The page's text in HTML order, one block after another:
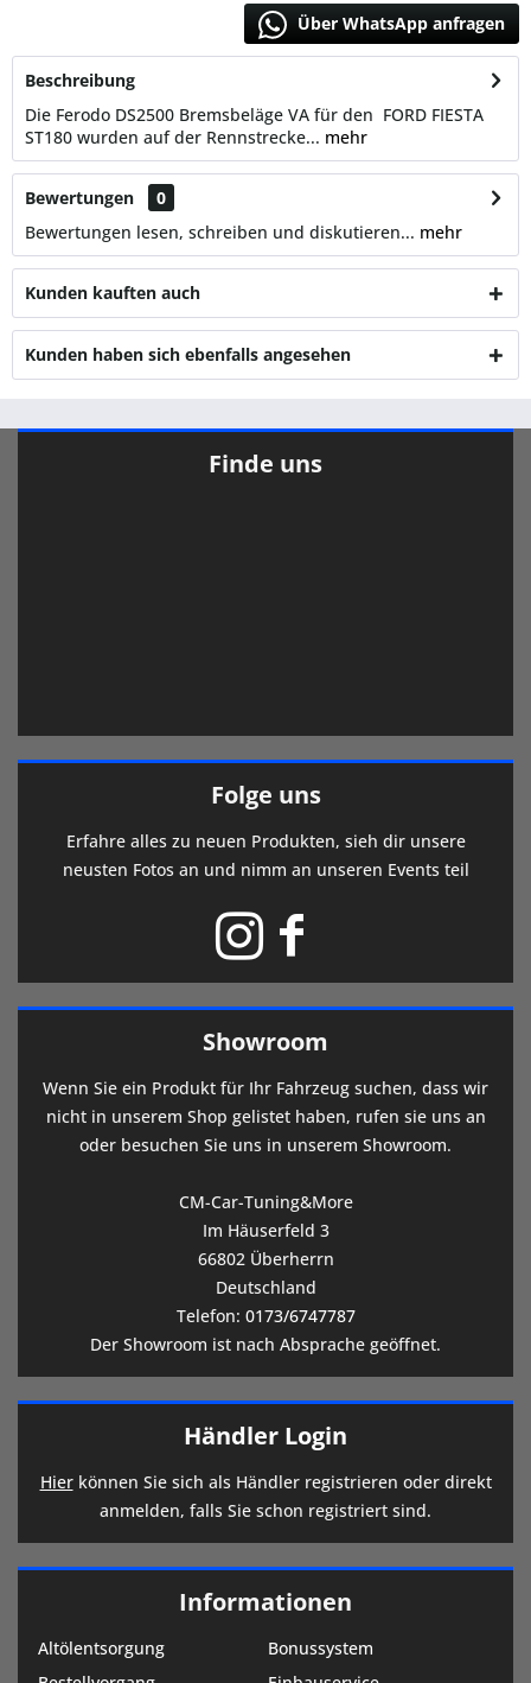
Über WhatsApp anfragen
Beschreibung
Die Ferodo DS2500 Bremsbeläge VA für den FORD FIESTA
ST180 wurden auf der Rennstrecke... mehr
Bewertungen
0
Bewertungen lesen, schreiben und diskutieren... mehr
Kunden kauften auch
Kunden haben sich ebenfalls angesehen
Finde uns
Folge uns
Erfahre alles zu neuen Produkten, sieh dir unsere
neusten Fotos an und nimm an unseren Events teil
Showroom
Wenn Sie ein Produkt für Ihr Fahrzeug suchen, dass wir
nicht in unserem Shop gelistet haben, rufen sie uns an
oder besuchen Sie uns in unserem Showroom.
CM-Car-Tuning&More
Im Häuserfeld 3
66802 Überherrn
Deutschland
Telefon: 0173/6747787
Der Showroom ist nach Absprache geöffnet.
Händler Login
Hierkönnen Sie sich als Händler registrieren oder direkt
anmelden, falls Sie schon registriert sind.
Informationen
Altölentsorgung
Bonussystem